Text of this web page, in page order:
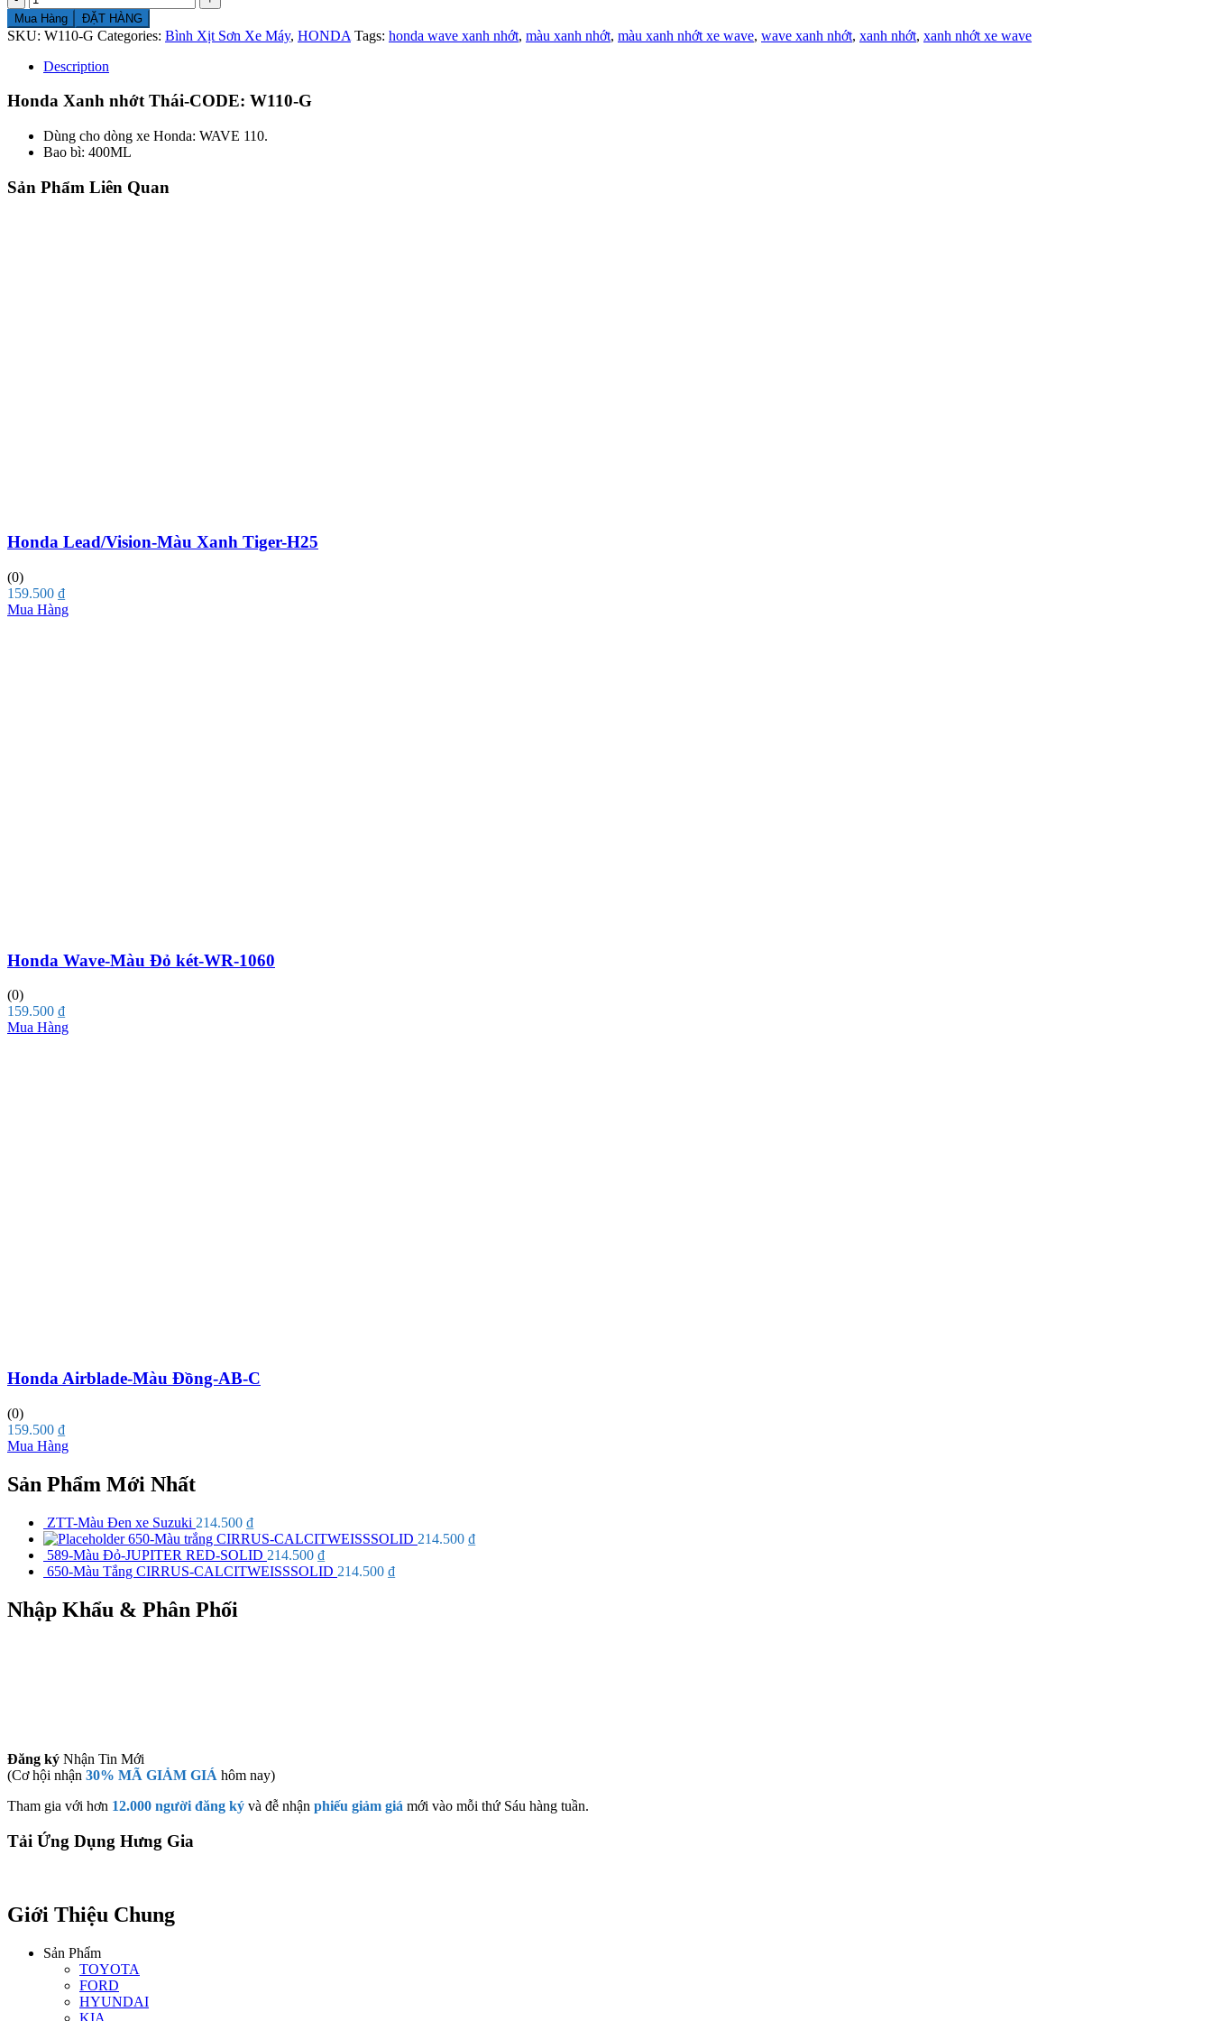
lượng
Mua Hàng ĐẶT HÀNG
SKU: W110-G Categories: Bình Xịt Sơn Xe Máy, HONDA Tags: honda wave xanh nhớt, màu xanh nhớt, màu xanh nhớt xe wave, wave xanh nhớt, xanh nhớt, xanh nhớt xe wave
Description
Honda Xanh nhớt Thái-CODE: W110-G
Dùng cho dòng xe Honda: WAVE 110.
Bao bì: 400ML
Sản Phẩm Liên Quan
Honda Lead/Vision-Màu Xanh Tiger-H25
(0)
159.500 ₫
Mua Hàng
Honda Wave-Màu Đỏ két-WR-1060
(0)
159.500 ₫
Mua Hàng
Honda Airblade-Màu Đồng-AB-C
(0)
159.500 ₫
Mua Hàng
Sản Phẩm Mới Nhất
ZTT-Màu Đen xe Suzuki 214.500 ₫
650-Màu trắng CIRRUS-CALCITWEISSSOLID 214.500 ₫
589-Màu Đỏ-JUPITER RED-SOLID 214.500 ₫
650-Màu Tắng CIRRUS-CALCITWEISSSOLID 214.500 ₫
Nhập Khẩu & Phân Phối
Đăng ký Nhận Tin Mới
(Cơ hội nhận 30% MÃ GIẢM GIÁ hôm nay)
Tham gia với hơn 12.000 người đăng ký và đễ nhận phiếu giảm giá mới vào mỗi thứ Sáu hàng tuần.
Tải Ứng Dụng Hưng Gia
Giới Thiệu Chung
Sản Phẩm
TOYOTA
FORD
HYUNDAI
KIA